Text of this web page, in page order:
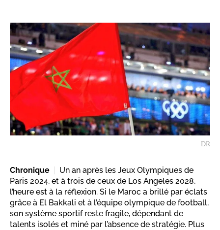
DR
Chronique
Un an après les Jeux Olympiques de
Paris 2024, et à trois de ceux de Los Angeles 2028,
l’heure est à la réflexion. Si le Maroc a brillé par éclats
grâce à El Bakkali et à l’équipe olympique de football,
son système sportif reste fragile, dépendant de
talents isolés et miné par l’absence de stratégie. Plus